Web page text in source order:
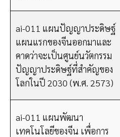
ai-011 แผนปัญญาประดิษฐ์
แผนแรกของจีนออกมาและ
คาดว่าจะเป็นศูนย์นวัตกรรม
ปัญญาประดิษฐ์ที่สำคัญของ
โลกในปี 2030 (พ.ศ. 2573)
ai-011 แผนพัฒนา
เทคโนโลยีของจีน เพื่อการ